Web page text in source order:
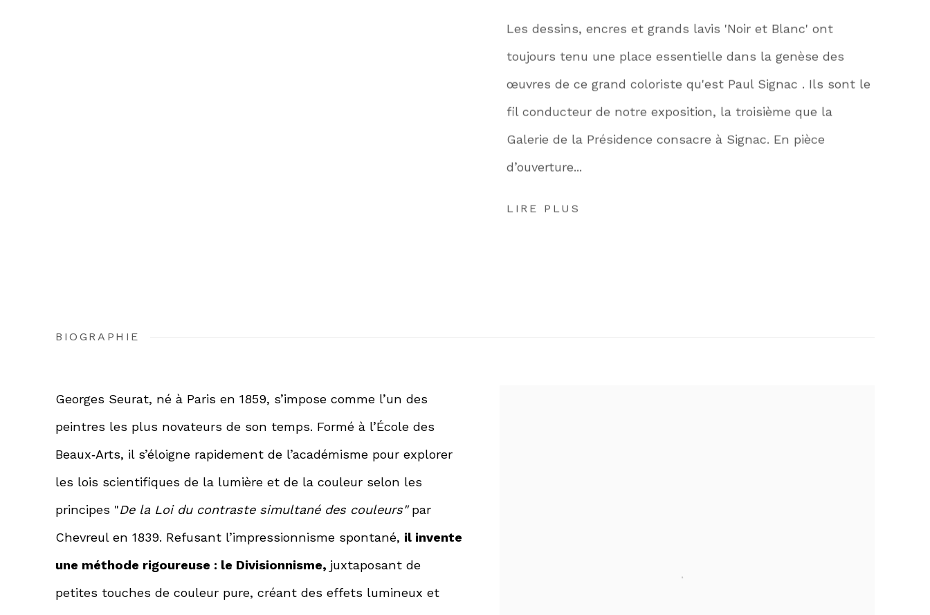
Les dessins, encres et grands lavis 'Noir et Blanc' ont
toujours tenu une place essentielle dans la genèse des
œuvres de ce grand coloriste qu'est Paul Signac . Ils sont le
fil conducteur de notre exposition, la troisième que la
Galerie de la Présidence consacre à Signac. En pièce
d’ouverture...
LIRE PLUS
BIOGRAPHIE
Georges Seurat, né à Paris en 1859, s’impose comme l’un des
peintres les plus novateurs de son temps. Formé à l’École des
Beaux‑Arts, il s’éloigne rapidement de l’académisme pour explorer
les lois scientifiques de la lumière et de la couleur selon les
principes "De la Loi du contraste simultané des couleurs"par
Chevreul en 1839. Refusant l’impressionnisme spontané, il invente
une méthode rigoureuse : le Divisionnisme, juxtaposant de
petites touches de couleur pure, créant des effets lumineux et